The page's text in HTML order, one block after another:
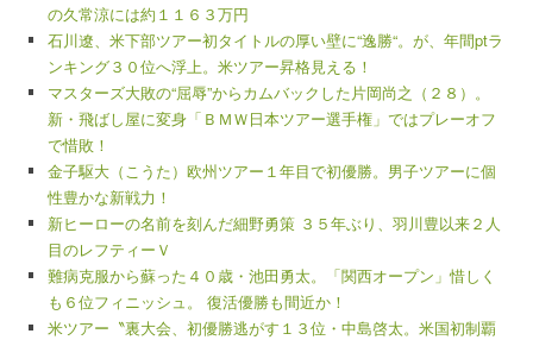
の久常涼には約１１６３万円
石川遼、米下部ツアー初タイトルの厚い壁に“逸勝“。が、年間ptラ
ンキング３０位へ浮上。米ツアー昇格見える！
マスターズ大敗の“屈辱”からカムバックした片岡尚之（２８）。
新・飛ばし屋に変身「ＢＭＷ日本ツアー選手権」ではプレーオフ
で惜敗！
金子駆大（こうた）欧州ツアー１年目で初優勝。男子ツアーに個
性豊かな新戦力！
新ヒーローの名前を刻んだ細野勇策 ３５年ぶり、羽川豊以来２人
目のレフティーＶ
難病克服から蘇った４０歳・池田勇太。「関西オープン」惜しく
も６位フィニッシュ。 復活優勝も間近か！
米ツアー〝裏大会、初優勝逃がす１３位・中島啓太。米国初制覇